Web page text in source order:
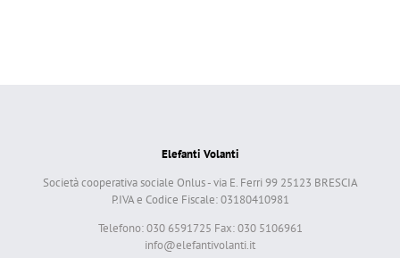
Elefanti Volanti
Società cooperativa sociale Onlus - via E. Ferri 99 25123 BRESCIA
P.IVA e Codice Fiscale: 03180410981
Telefono: 030 6591725 Fax: 030 5106961
info@elefantivolanti.it